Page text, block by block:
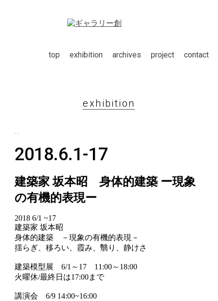
top exhibition archives project contact
exhibition
2018.6.1-17
建築家 坂本昭 身体的建築 ー現象
の有機的表現ー
2018 6/1 ~17
建築家 坂本昭
身体的建築 －現象の有機的表現－
揺らぎ、移ろい、霞み、翳り、静けさ
建築模型展 6/1～17 11:00～18:00
火曜休/最終日は17:00まで
講演会 6/9 14:00~16:00